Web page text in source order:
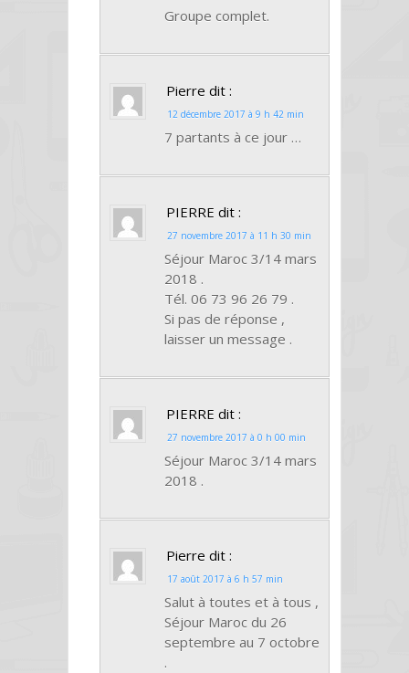
Groupe complet.
Pierre dit :
12 décembre 2017 à 9 h 42 min
7 partants à ce jour …
PIERRE dit :
27 novembre 2017 à 11 h 30 min
Séjour Maroc 3/14 mars
2018 .
Tél. 06 73 96 26 79 .
Si pas de réponse ,
laisser un message .
PIERRE dit :
27 novembre 2017 à 0 h 00 min
Séjour Maroc 3/14 mars
2018 .
Pierre dit :
17 août 2017 à 6 h 57 min
Salut à toutes et à tous ,
Séjour Maroc du 26
septembre au 7 octobre
.